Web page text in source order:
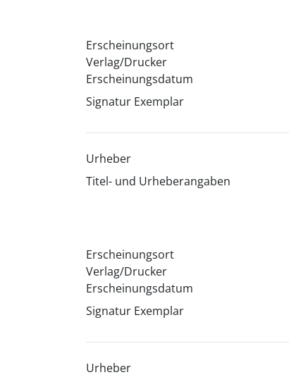
Erscheinungsort
Verlag/Drucker
Erscheinungsdatum
Signatur Exemplar
Urheber
Titel- und Urheberangaben
Erscheinungsort
Verlag/Drucker
Erscheinungsdatum
Signatur Exemplar
Urheber